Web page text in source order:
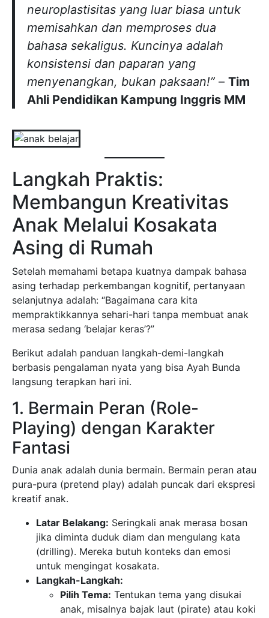
neuroplastisitas yang luar biasa untuk
memisahkan dan memproses dua
bahasa sekaligus. Kuncinya adalah
konsistensi dan paparan yang
menyenangkan, bukan paksaan!” – Tim
Ahli Pendidikan Kampung Inggris MM
Langkah Praktis:
Membangun Kreativitas
Anak Melalui Kosakata
Asing di Rumah
Setelah memahami betapa kuatnya dampak bahasa
asing terhadap perkembangan kognitif, pertanyaan
selanjutnya adalah: “Bagaimana cara kita
mempraktikkannya sehari-hari tanpa membuat anak
merasa sedang ‘belajar keras’?”
Berikut adalah panduan langkah-demi-langkah
berbasis pengalaman nyata yang bisa Ayah Bunda
langsung terapkan hari ini.
1. Bermain Peran (Role-
Playing) dengan Karakter
Fantasi
Dunia anak adalah dunia bermain. Bermain peran atau
pura-pura (pretend play) adalah puncak dari ekspresi
kreatif anak.
Latar Belakang: Seringkali anak merasa bosan
jika diminta duduk diam dan mengulang kata
(drilling). Mereka butuh konteks dan emosi
untuk mengingat kosakata.
Langkah-Langkah:
Pilih Tema: Tentukan tema yang disukai
anak, misalnya bajak laut (pirate) atau koki